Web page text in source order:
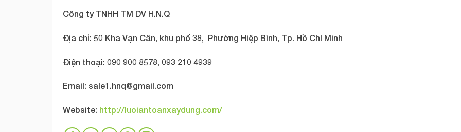
Công ty TNHH TM DV H.N.Q
Địa chỉ: 50 Kha Vạn Cân, khu phố 38, Phường Hiệp Bình, Tp. Hồ Chí Minh
Điện thoại: 090 900 8578, 093 210 4939
Email: sale1.hnq@gmail.com
Website: http://luoiantoanxaydung.com/